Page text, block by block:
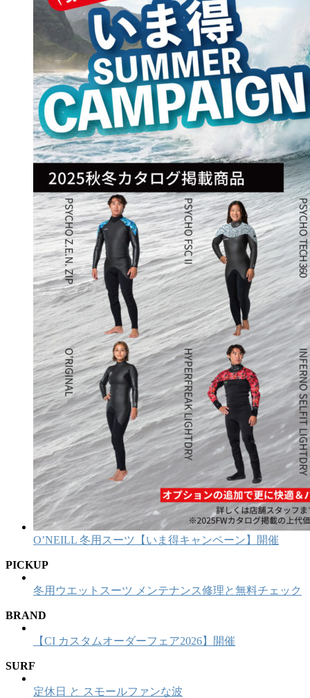
O’NEILL 冬用スーツ【いま得キャンペーン】開催
PICKUP
冬用ウエットスーツ メンテナンス修理と無料チェック
BRAND
【CI カスタムオーダーフェア2026】開催
SURF
定休日 と スモールファンな波